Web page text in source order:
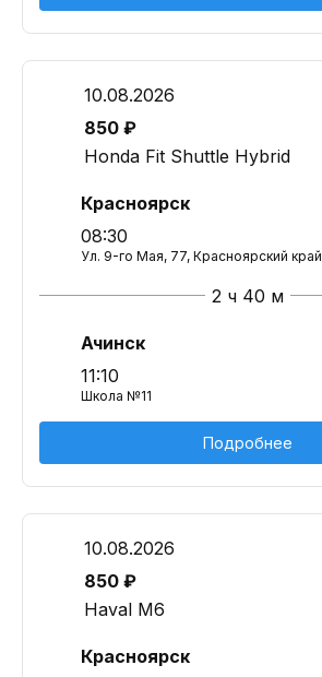
10.08.2026
850 ₽
Honda Fit Shuttle Hybrid
Красноярск
08:30
Ул. 9-го Мая, 77, Красноярский край
2 ч 40 м
Ачинск
11:10
Школа №11
Подробнее
10.08.2026
850 ₽
Haval M6
Красноярск